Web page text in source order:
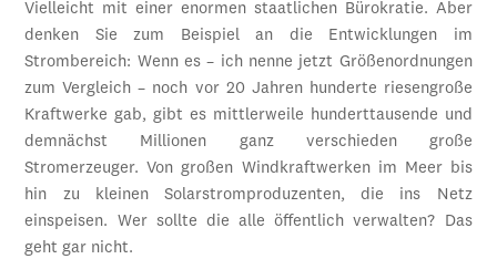
Vielleicht mit einer enormen staatlichen Bürokratie. Aber
denken Sie zum Beispiel an die Entwicklungen im
Strombereich: Wenn es – ich nenne jetzt Größenordnungen
zum Vergleich – noch vor 20 Jahren hunderte riesengroße
Kraftwerke gab, gibt es mittlerweile hunderttausende und
demnächst Millionen ganz verschieden große
Stromerzeuger. Von großen Windkraftwerken im Meer bis
hin zu kleinen Solarstromproduzenten, die ins Netz
einspeisen. Wer sollte die alle öffentlich verwalten? Das
geht gar nicht.